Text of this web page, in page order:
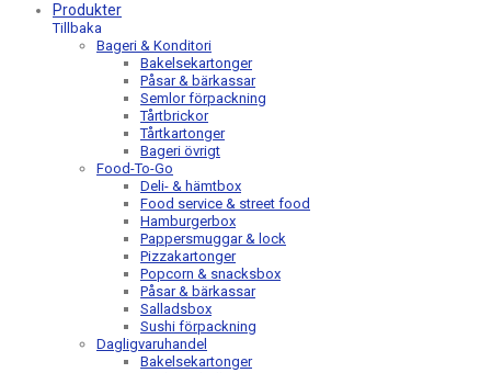
Produkter
Tillbaka
Bageri & Konditori
Bakelsekartonger
Påsar & bärkassar
Semlor förpackning
Tårtbrickor
Tårtkartonger
Bageri övrigt
Food-To-Go
Deli- & hämtbox
Food service & street food
Hamburgerbox
Pappersmuggar & lock
Pizzakartonger
Popcorn & snacksbox
Påsar & bärkassar
Salladsbox
Sushi förpackning
Dagligvaruhandel
Bakelsekartonger